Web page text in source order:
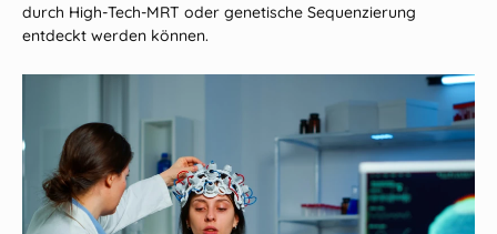
durch High‑Tech‑MRT oder genetische Sequenzierung
entdeckt werden können.